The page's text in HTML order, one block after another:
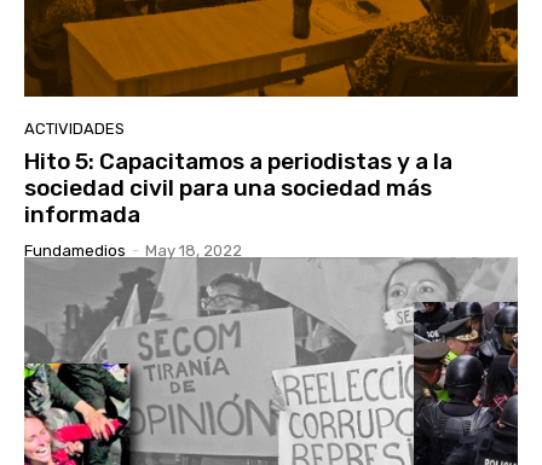
ACTIVIDADES
Hito 5: Capacitamos a periodistas y a la
sociedad civil para una sociedad más
informada
Fundamedios - May 18, 2022